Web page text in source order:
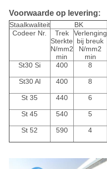
Voorwaarde op levering:
Staalkwaliteit BK
Codeer Nr.
Trek
Sterkte
N/mm2
min
Verlenging
bij breuk
N/mm2
min
St30 Si 400 8
St30 Al 400 8
St 35 440 6
St 45 540 5
St 52 590 4